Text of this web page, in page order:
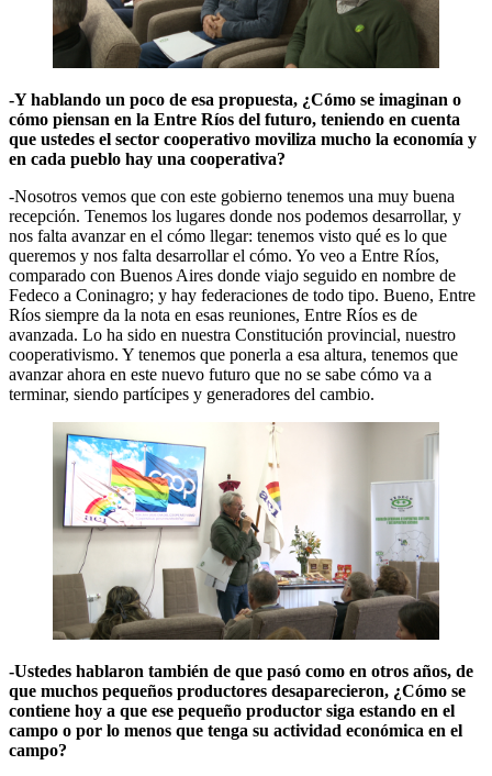
-Y hablando un poco de esa propuesta, ¿Cómo se imaginan o
cómo piensan en la Entre Ríos del futuro, teniendo en cuenta
que ustedes el sector cooperativo moviliza mucho la economía y
en cada pueblo hay una cooperativa?
-Nosotros vemos que con este gobierno tenemos una muy buena
recepción. Tenemos los lugares donde nos podemos desarrollar, y
nos falta avanzar en el cómo llegar: tenemos visto qué es lo que
queremos y nos falta desarrollar el cómo. Yo veo a Entre Ríos,
comparado con Buenos Aires donde viajo seguido en nombre de
Fedeco a Coninagro; y hay federaciones de todo tipo. Bueno, Entre
Ríos siempre da la nota en esas reuniones, Entre Ríos es de
avanzada. Lo ha sido en nuestra Constitución provincial, nuestro
cooperativismo. Y tenemos que ponerla a esa altura, tenemos que
avanzar ahora en este nuevo futuro que no se sabe cómo va a
terminar, siendo partícipes y generadores del cambio.
-Ustedes hablaron también de que pasó como en otros años, de
que muchos pequeños productores desaparecieron, ¿Cómo se
contiene hoy a que ese pequeño productor siga estando en el
campo o por lo menos que tenga su actividad económica en el
campo?